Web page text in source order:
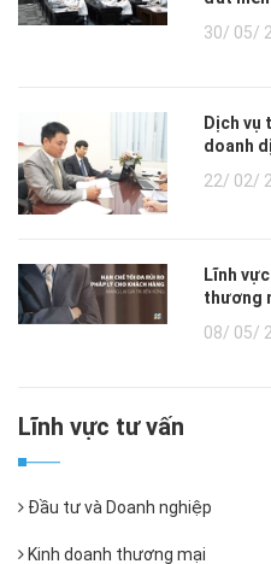
30/ 05/
Dịch vụ
doanh
22/ 02/
Lĩnh
thương
08/ 05/
Lĩnh vực tư vấn
Đầu tư và Doanh nghiệp
Kinh doanh thương mại